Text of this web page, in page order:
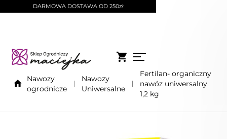
DARMOWA DOSTAWA OD 250zł
Nawozy
ogrodnicze
Nawozy
Uniwersalne
Fertilan- organiczny
nawóz uniwersalny
1,2 kg